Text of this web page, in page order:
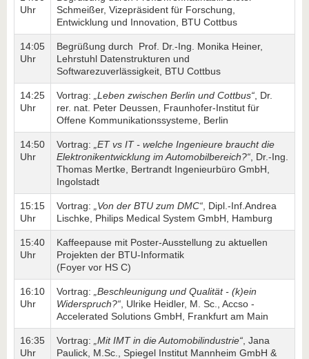
Uhr
Schmeißer, Vizepräsident für Forschung,
Entwicklung und Innovation, BTU Cottbus
14:05
Uhr
Begrüßung durch Prof. Dr.-Ing. Monika Heiner,
Lehrstuhl Datenstrukturen und
Softwarezuverlässigkeit, BTU Cottbus
14:25
Uhr
Vortrag: „Leben zwischen Berlin und Cottbus“ , Dr.
rer. nat. Peter Deussen, Fraunhofer-Institut für
Offene Kommunikationssysteme, Berlin
14:50
Uhr
Vortrag:
„ET vs IT - welche Ingenieure braucht die
Elektronikentwicklung im Automobilbereich?“ , Dr.-Ing.
Thomas Mertke, Bertrandt Ingenieurbüro GmbH,
Ingolstadt
15:15
Uhr
Vortrag: „Von der BTU zum DMC“ , Dipl.-Inf.Andrea
Lischke, Philips Medical System GmbH, Hamburg
15:40
Uhr
Kaffeepause mit Poster-Ausstellung zu aktuellen
Projekten der BTU-Informatik
(Foyer vor HS C)
16:10
Uhr
Vortrag:
„Beschleunigung und Qualität - (k)ein
Widerspruch?“ , Ulrike Heidler, M. Sc., Accso -
Accelerated Solutions GmbH, Frankfurt am Main
16:35
Uhr
Vortrag: „Mit IMT in die Automobilindustrie“ , Jana
Paulick, M.Sc., Spiegel Institut Mannheim GmbH &